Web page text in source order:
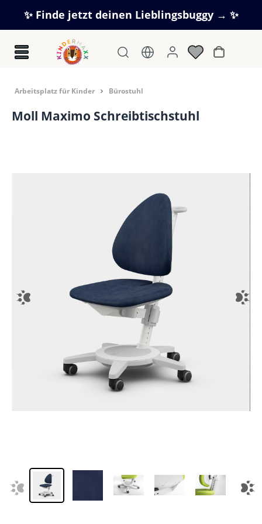
Zum Hauptinhalt springen
✨ Finde jetzt deinen Lieblingsbuggy → ✨
Arbeitsplatz für Kinder Bürostuhl
Moll Maximo Schreibtischstuhl